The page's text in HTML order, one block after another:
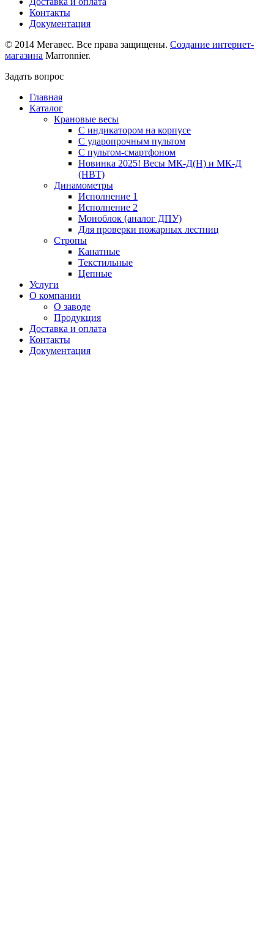
Контакты
Документация
© 2014 Мегавес. Все права защищены. Создание интернет-
магазина Marronnier.
Задать вопрос
Главная
Каталог
Крановые весы
С индикатором на корпусе
С ударопрочным пультом
С пультом-смартфоном
Новинка 2025! Весы МК-Д(Н) и МК-Д
(НВТ)
Динамометры
Исполнение 1
Исполнение 2
Моноблок (аналог ДПУ)
Для проверки пожарных лестниц
Стропы
Канатные
Текстильные
Цепные
Услуги
О компании
О заводе
Продукция
Доставка и оплата
Контакты
Документация